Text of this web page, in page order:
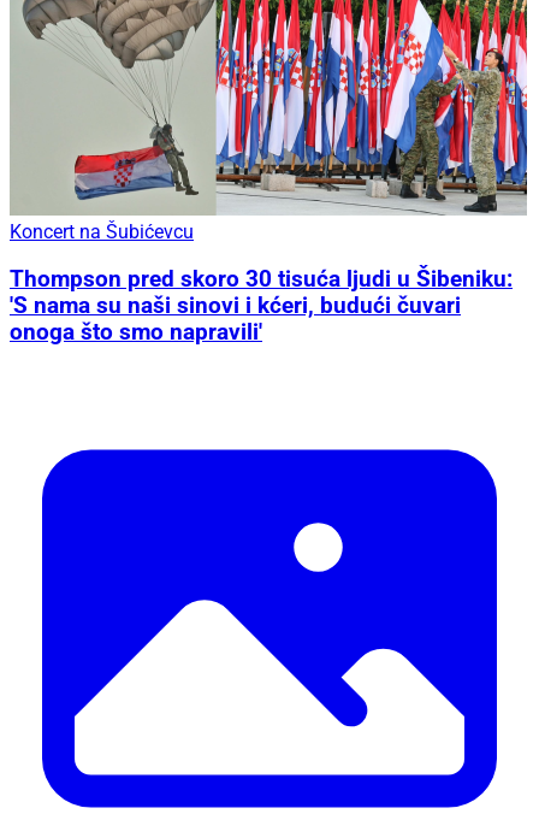
Koncert na Šubićevcu
Thompson pred skoro 30 tisuća ljudi u Šibeniku:
'S nama su naši sinovi i kćeri, budući čuvari
onoga što smo napravili'